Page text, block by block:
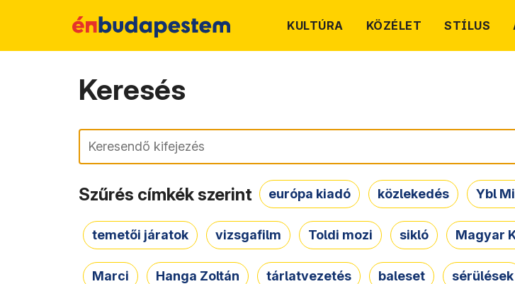
KULTÚRA KÖZÉLET STÍLUS
Keresés
Keresés
Szűrés címkék szerint európa kiadó közlekedés Ybl
temetői járatok vizsgafilm Toldi mozi sikló Magyar
Marci Hanga Zoltán tárlatvezetés baleset sérülések